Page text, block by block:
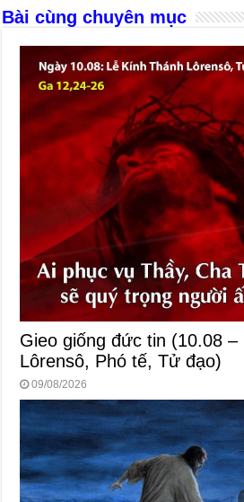
k
Bài cùng chuyên mục
Gieo giống đức tin (10.08 –
Lôrensô, Phó tế, Tử đạo)
09/08/2026